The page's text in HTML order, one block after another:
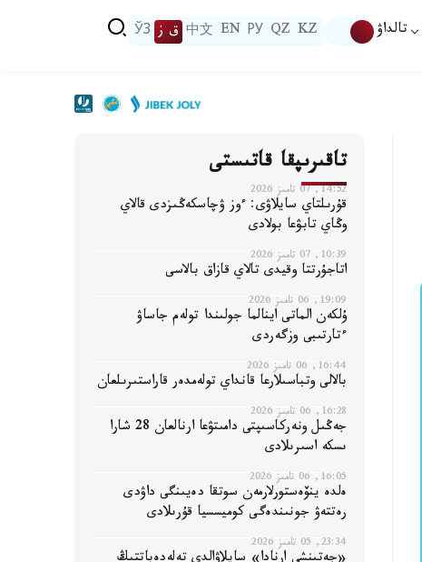
تالداۋ KZ
QZ
РУ
EN
中文 ق ز ЎЗ
تاقىرىپقا قاتىستى
14:52, 07 تامىز 2026
قۇرىلتاي سايلاۋى: ءوز ۋچاسكەڭىزدى قالاي
وڭاي تابۋعا بولادى
10:39, 07 تامىز 2026
اتاجۇرتتا وقيدى تالاي قازاق بالاسى
19:09, 06 تامىز 2026
ۇلكەن الماتى اينالما جولىندا تولەم جاساۋ
ءتارتىبى وزگەردى
16:44, 06 تامىز 2026
بالالى وتباسىلارعا قانداي تولەمدەر قاراستىرىلعان
16:28, 06 تامىز 2026
جەڭىل ونەركاسىپتى دامىتۋعا ارنالعان 28 شارا
ىسكە اسىرىلادى
16:05, 06 تامىز 2026
ەلدە ينۆەستورلارمەن سوتقا دەيىنگى داۋدى
رەتتەۋ جونىندەگى كوميسسيا قۇرىلادى
23:34, 05 تامىز 2026